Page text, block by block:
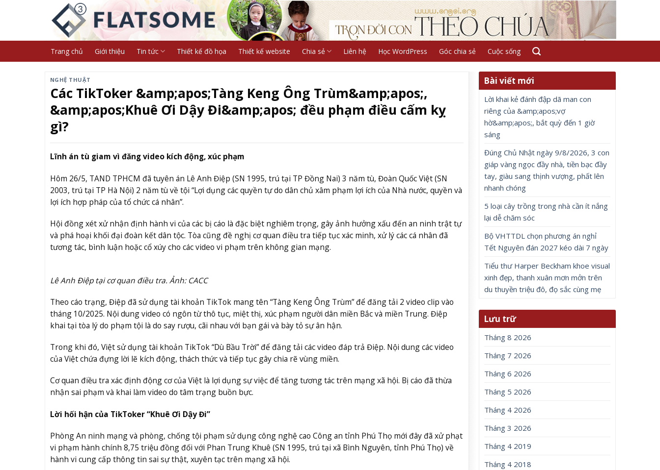
Trang chủ Giới thiệu Tin tức Thiết kế đồ họa Thiết kế website Chia sẻ Liên hệ Học WordPress Góc chia sẻ Cuộc sống
NGHỆ THUẬT
Các TikToker &amp;apos;Tàng Keng Ông Trùm&amp;apos;,
&amp;apos;Khuê Ơi Dậy Đi&amp;apos; đều phạm điều cấm kỵ
gì?
Lĩnh án tù giam vì đăng video kích động, xúc phạm
Hôm 26/5, TAND TPHCM đã tuyên án Lê Anh Điệp (SN 1995, trú tại TP Đồng Nai) 3 năm tù, Đoàn Quốc Việt (SN
2003, trú tại TP Hà Nội) 2 năm tù về tội “Lợi dụng các quyền tự do dân chủ xâm phạm lợi ích của Nhà nước, quyền và
lợi ích hợp pháp của tổ chức cá nhân”.
Hội đồng xét xử nhận định hành vi của các bị cáo là đặc biệt nghiêm trọng, gây ảnh hưởng xấu đến an ninh trật tự
và phá hoại khối đại đoàn kết dân tộc. Tòa cũng đề nghị cơ quan điều tra tiếp tục xác minh, xử lý các cá nhân đã
tương tác, bình luận hoặc cổ xúy cho các video vi phạm trên không gian mạng.
Lê Anh Điệp tại cơ quan điều tra. Ảnh: CACC
Theo cáo trạng, Điệp đã sử dụng tài khoản TikTok mang tên “Tàng Keng Ông Trùm” để đăng tải 2 video clip vào
tháng 10/2025. Nội dung video có ngôn từ thô tục, miệt thị, xúc phạm người dân miền Bắc và miền Trung. Điệp
khai tại tòa lý do phạm tội là do say rượu, cãi nhau với bạn gái và bày tỏ sự ân hận.
Trong khi đó, Việt sử dụng tài khoản TikTok “Dù Bầu Trời” để đăng tải các video đáp trả Điệp. Nội dung các video
của Việt chứa đựng lời lẽ kích động, thách thức và tiếp tục gây chia rẽ vùng miền.
Cơ quan điều tra xác định động cơ của Việt là lợi dụng sự việc để tăng tương tác trên mạng xã hội. Bị cáo đã thừa
nhận sai phạm và khai làm video do tâm trạng buồn bực.
Lời hối hận của TikToker “Khuê Ơi Dậy Đi”
Phòng An ninh mạng và phòng, chống tội phạm sử dụng công nghệ cao Công an tỉnh Phú Thọ mới đây đã xử phạt
vi phạm hành chính 8,75 triệu đồng đối với Phan Trung Khuê (SN 1995, trú tại xã Bình Nguyên, tỉnh Phú Thọ) về
hành vi cung cấp thông tin sai sự thật, xuyên tạc trên mạng xã hội.
Bài viết mới
Lời khai kẻ đánh đập dã man con
riêng của &amp;apos;vợ
hờ&amp;apos;, bắt quỳ đến 1 giờ
sáng
Đúng Chủ Nhật ngày 9/8/2026, 3 con
giáp vàng ngọc đầy nhà, tiền bạc đầy
tay, giàu sang thịnh vượng, phất lên
nhanh chóng
5 loại cây trồng trong nhà cần ít nắng
lại dễ chăm sóc
Bộ VHTTDL chọn phương án nghỉ
Tết Nguyên đán 2027 kéo dài 7 ngày
Tiểu thư Harper Beckham khoe visual
xinh đẹp, thanh xuân mơn mởn trên
du thuyền triệu đô, đọ sắc cùng mẹ
Lưu trữ
Tháng 8 2026
Tháng 7 2026
Tháng 6 2026
Tháng 5 2026
Tháng 4 2026
Tháng 3 2026
Tháng 4 2019
Tháng 4 2018